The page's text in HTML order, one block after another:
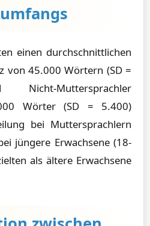
einen durchschnittlichen
von 45.000 Wörtern (SD =
Muttersprachler
Wörter (SD = 5.400)
bei Muttersprachlern
jüngere Erwachsene (18-
als ältere Erwachsene